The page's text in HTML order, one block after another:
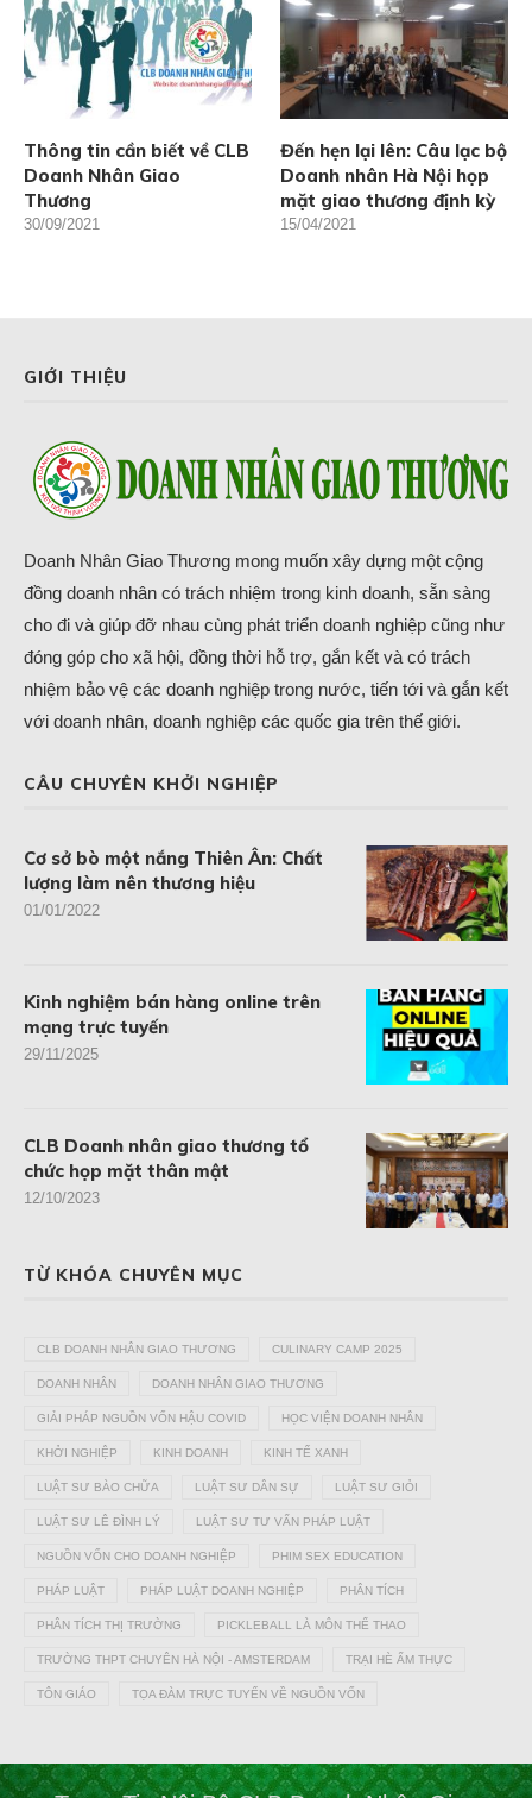
Thông tin cần biết về CLB
Doanh Nhân Giao
Thương
30/09/2021
Đến hẹn lại lên: Câu lạc bộ
Doanh nhân Hà Nội họp
mặt giao thương định kỳ
15/04/2021
GIỚI THIỆU
Doanh Nhân Giao Thương mong muốn xây dựng một cộng
đồng doanh nhân có trách nhiệm trong kinh doanh, sẵn sàng
cho đi và giúp đỡ nhau cùng phát triển doanh nghiệp cũng như
đóng góp cho xã hội, đồng thời hỗ trợ, gắn kết và có trách
nhiệm bảo vệ các doanh nghiệp trong nước, tiến tới và gắn kết
với doanh nhân, doanh nghiệp các quốc gia trên thế giới.
CÂU CHUYÊN KHỞI NGHIỆP
Cơ sở bò một nắng Thiên Ân: Chất
lượng làm nên thương hiệu
01/01/2022
Kinh nghiệm bán hàng online trên
mạng trực tuyến
29/11/2025
CLB Doanh nhân giao thương tổ
chức họp mặt thân mật
12/10/2023
TỪ KHÓA CHUYÊN MỤC
CLB DOANH NHÂN GIAO THƯƠNG CULINARY CAMP 2025
DOANH NHÂN DOANH NHÂN GIAO THƯƠNG
GIẢI PHÁP NGUỒN VỐN HẬU COVID HỌC VIỆN DOANH NHÂN
KHỞI NGHIỆP KINH DOANH KINH TẾ XANH
LUẬT SƯ BÀO CHỮA LUẬT SƯ DÂN SỰ LUẬT SƯ GIỎI
LUẬT SƯ LÊ ĐÌNH LÝ LUẬT SƯ TƯ VẤN PHÁP LUẬT
NGUỒN VỐN CHO DOANH NGHIỆP PHIM SEX EDUCATION
PHÁP LUẬT PHÁP LUẬT DOANH NGHIỆP PHÂN TÍCH
PHÂN TÍCH THỊ TRƯỜNG PICKLEBALL LÀ MÔN THỂ THAO
TRƯỜNG THPT CHUYÊN HÀ NỘI - AMSTERDAM TRẠI HÈ ẨM THỰC
TÔN GIÁO TỌA ĐÀM TRỰC TUYẾN VỀ NGUỒN VỐN